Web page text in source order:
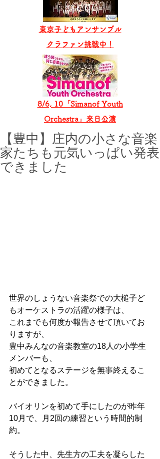
8/6, 10「Simanof Youth
Orchestra」来日公演
東京子どもアンサンブル
​クラファン挑戦中！
【豊中】庄内の小さな音楽
家たちも元気いっぱい発表
できました
世界のしょうない音楽祭での大槌子ど
もオーケストラの活躍の様子は、
これまでも何度か報告させて頂いてお
りますが、
豊中みんなの音楽教室の18人の小学生
メンバーも、
初めてとなるステージを無事終えるこ
とができました。
バイオリンを初めて手にしたのが昨年
10月で、月2回の練習という時間的制
約。
そうした中、先生方の工夫を凝らした